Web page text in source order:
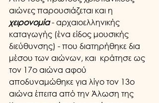
αιώνες παρουσιάζεται και η
χειρονομία - αρχαιοελληνικής
καταγωγής (ένα είδος μουσικής
διεύθυνσης) - που διατηρήθηκε δια
μέσου των αιώνων, και  κράτησε ως
τον 17ο αιώνα αφού
αποδυναμώθηκε για λίγο τον 13ο
αιώνα έπειτα από την Άλωση της